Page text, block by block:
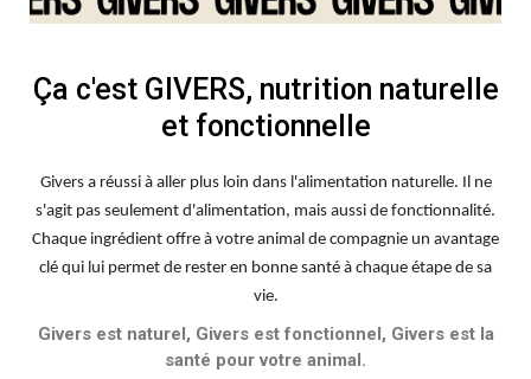
Ça c'est GIVERS, nutrition naturelle
et fonctionnelle
Givers a réussi à aller plus loin dans l'alimentation naturelle. Il ne
s'agit pas seulement d'alimentation, mais aussi de fonctionnalité.
Chaque ingrédient offre à votre animal de compagnie un avantage
clé qui lui permet de rester en bonne santé à chaque étape de sa
vie.
Givers est naturel, Givers est fonctionnel, Givers est la
santé pour votre animal.